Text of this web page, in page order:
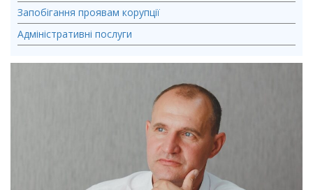
Запобігання проявам корупції
Адміністративні послуги